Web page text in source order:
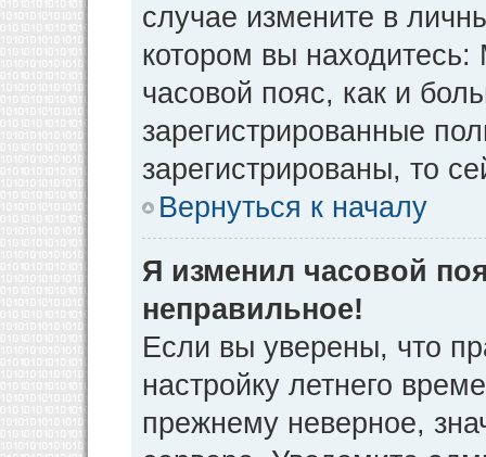
случае измените в
котором вы находитесь:
часовой пояс, как и
зарегистрированные
зарегистрированы, то
Вернуться к началу
Я изменил часовой
неправильное!
Если вы уверены, что
настройку летнего
прежнему неверное,